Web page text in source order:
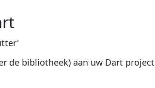
de bibliotheek) aan uw Dart project